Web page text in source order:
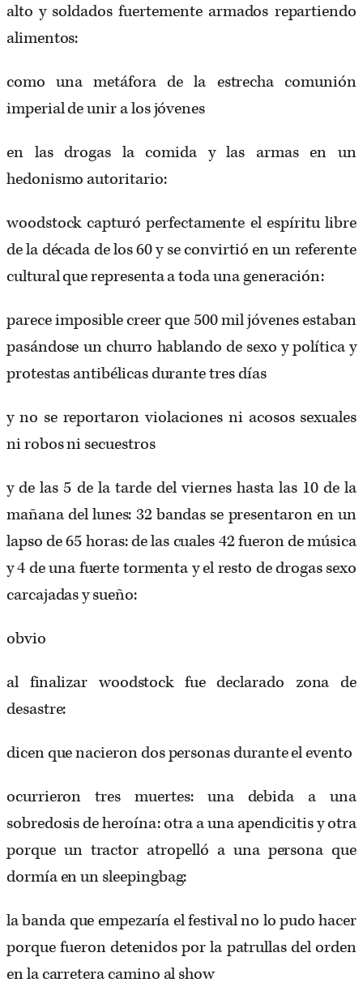
alto y soldados fuertemente armados repartiendo
alimentos:
como una metáfora de la estrecha comunión
imperial de unir a los jóvenes
en las drogas la comida y las armas en un
hedonismo autoritario:
woodstock capturó perfectamente el espíritu libre
de la década de los 60 y se convirtió en un referente
cultural que representa a toda una generación:
parece imposible creer que 500 mil jóvenes estaban
pasándose un churro hablando de sexo y política y
protestas antibélicas durante tres días
y no se reportaron violaciones ni acosos sexuales
ni robos ni secuestros
y de las 5 de la tarde del viernes hasta las 10 de la
mañana del lunes: 32 bandas se presentaron en un
lapso de 65 horas: de las cuales 42 fueron de música
y 4 de una fuerte tormenta y el resto de drogas sexo
carcajadas y sueño:
obvio
al finalizar woodstock fue declarado zona de
desastre:
dicen que nacieron dos personas durante el evento
ocurrieron tres muertes: una debida a una
sobredosis de heroína: otra a una apendicitis y otra
porque un tractor atropelló a una persona que
dormía en un sleepingbag:
la banda que empezaría el festival no lo pudo hacer
porque fueron detenidos por la patrullas del orden
en la carretera camino al show